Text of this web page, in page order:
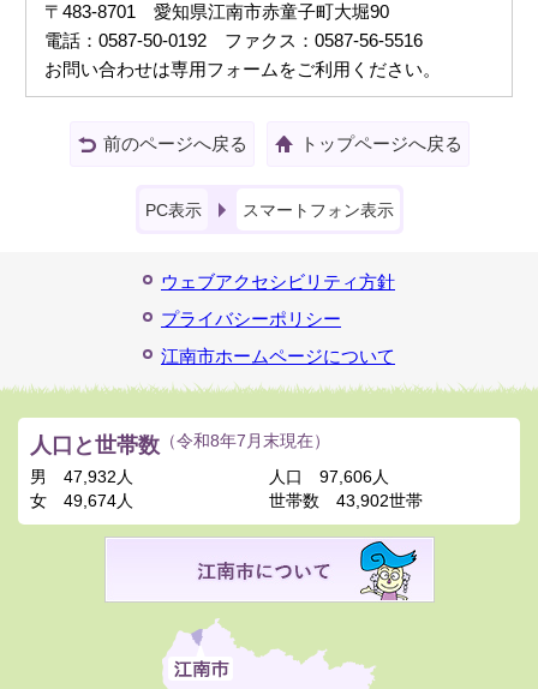
〒483-8701 愛知県江南市赤童子町大堀90
電話：0587-50-0192 ファクス：0587-56-5516
お問い合わせは専用フォームをご利用ください。
前のページへ戻る トップページへ戻る
PC表示 スマートフォン表示
ウェブアクセシビリティ方針
プライバシーポリシー
江南市ホームページについて
人口と世帯数 （令和8年7月末現在）
男
47,932人
女
49,674人
人口
97,606人
世帯数
43,902世帯